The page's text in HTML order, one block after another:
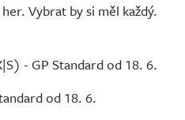
Vybrat by si měl každý.
- GP Standard od 18. 6.
od 18. 6.